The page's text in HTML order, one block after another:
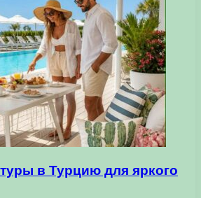
в Турцию для яркого